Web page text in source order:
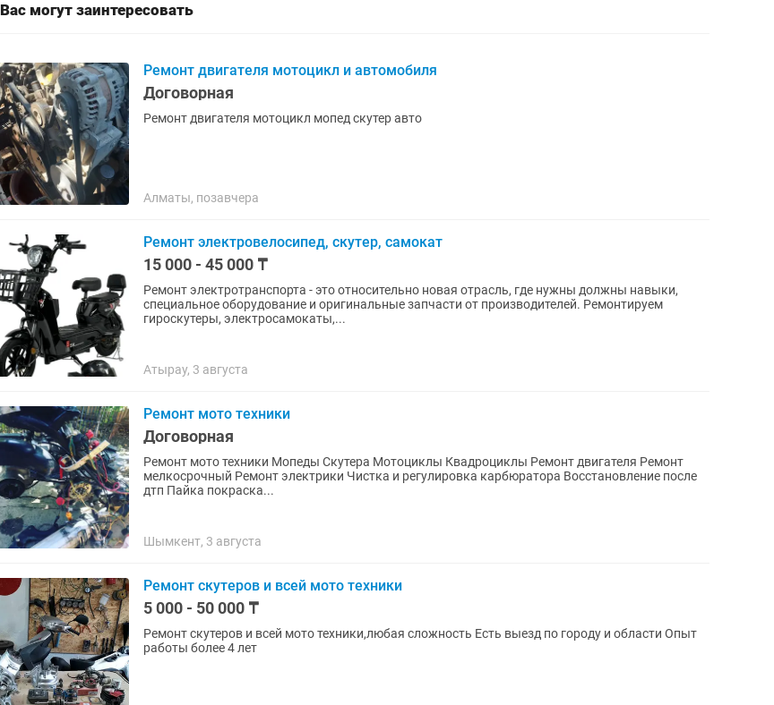
Вас могут заинтересовать
Ремонт двигателя мотоцикл и автомобиля
Договорная
Ремонт двигателя мотоцикл мопед скутер авто
Алматы, позавчера
Ремонт электровелосипед, скутер, самокат
15 000 - 45 000 ₸
Ремонт электротранспорта - это относительно новая отрасль, где нужны должны навыки,
специальное оборудование и оригинальные запчасти от производителей. Ремонтируем
гироскутеры, электросамокаты,...
Атырау, 3 августа
Ремонт мото техники
Договорная
Ремонт мото техники Мопеды Скутера Мотоциклы Квадроциклы Ремонт двигателя Ремонт
мелкосрочный Ремонт электрики Чистка и регулировка карбюратора Восстановление после
дтп Пайка покраска...
Шымкент, 3 августа
Ремонт скутеров и всей мото техники
5 000 - 50 000 ₸
Ремонт скутеров и всей мото техники,любая сложность Есть выезд по городу и области Опыт
работы более 4 лет